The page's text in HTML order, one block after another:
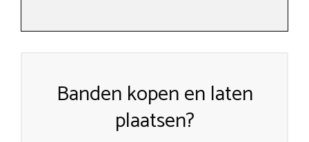
Banden kopen en laten
plaatsen?